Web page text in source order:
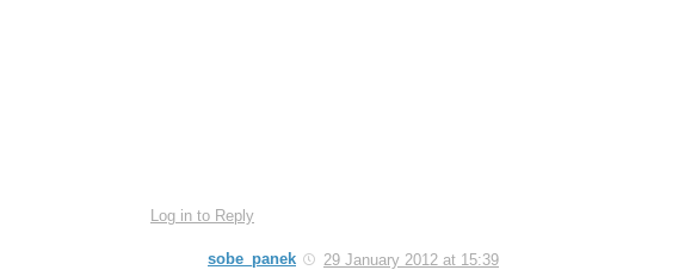
Log in to Reply
sobe_panek 29 January 2012 at 15:39